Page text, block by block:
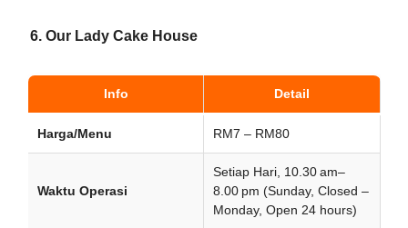
6. Our Lady Cake House
Info Detail
Harga/Menu RM7 – RM80
Waktu Operasi
Setiap Hari, 10.30 am–
8.00 pm (Sunday, Closed –
Monday, Open 24 hours)